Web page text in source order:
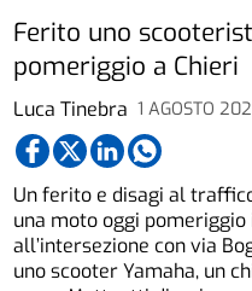
Luca Tinebra 1 AGOSTO
Ferito uno
pomeriggio a Chieri
Un ferito e disagi al
una moto oggi
all’intersezione con via
uno scooter Yamaha, un